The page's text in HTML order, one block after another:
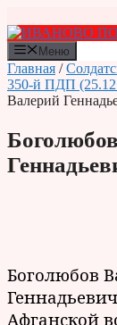
к
содержимому
Меню
Главная /
350-й ПДП
Валерий
Боголюбов
Афганской